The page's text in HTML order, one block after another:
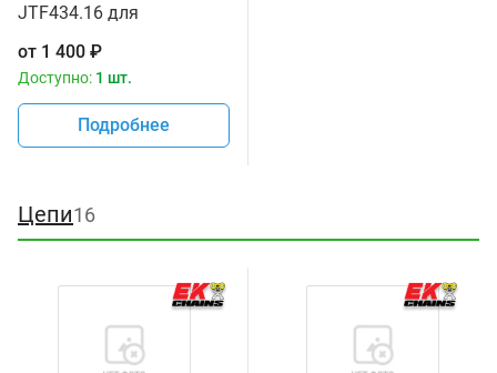
JTF434.16 для
от 1 400 ₽
Доступно: 1 шт.
Подробнее
Цепи16